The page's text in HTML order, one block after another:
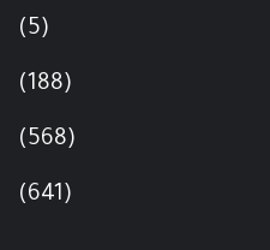
(5)
(188)
(568)
(641)